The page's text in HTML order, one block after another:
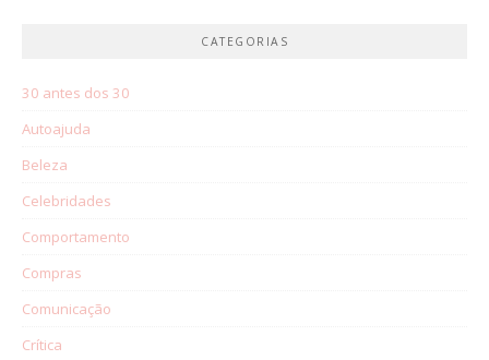
CATEGORIAS
30 antes dos 30
Autoajuda
Beleza
Celebridades
Comportamento
Compras
Comunicação
Crítica